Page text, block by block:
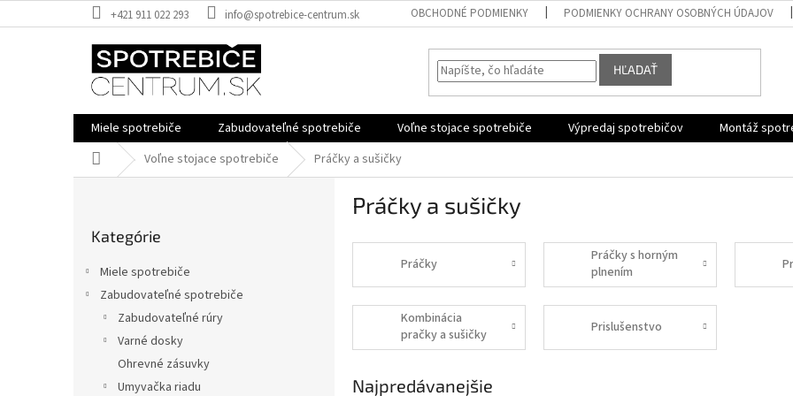
na
+421 911 022 293 info@spotrebice-centrum.sk OBCHODNÉ PODMIENKY PODMIENKY OCHRANY OSOBNÝCH ÚDAJOV
HĽADAŤ
Miele spotrebiče Zabudovateľné spotrebiče Voľne stojace spotrebiče Výpredaj spotrebičov Montáž
DomovVoľne stojace spotrebiče Práčky a sušičky
kategórie
Kategórie
Miele spotrebiče
Zabudovateľné spotrebiče
Zabudovateľné rúry
Varné dosky
Ohrevné zásuvky
Umyvačka riadu
Práčky a sušičky
Práčky
Práčky s horným
plnením
Kombinácia
pračky a sušičky
Prislušenstvo
Najpredávanejšie